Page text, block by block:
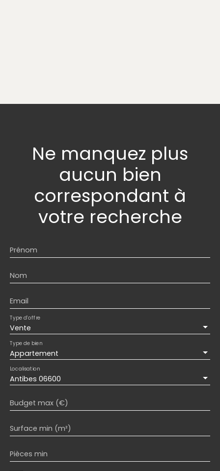
Ne manquez plus
aucun bien
correspondant à
votre recherche
Prénom
Nom
Email
Vente
Type d'offre
Appartement
Type de bien
Antibes 06600
Localisation
Budget max (€)
Surface min (m²)
Pièces min